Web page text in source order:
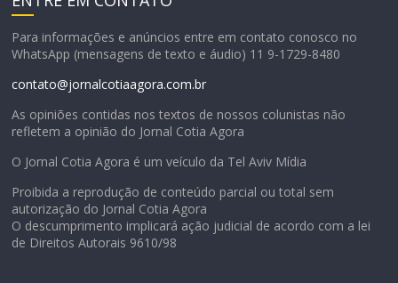
Para informações e anúncios entre em contato conosco no
WhatsApp (mensagens de texto e áudio) 11 9-1729-8480
contato@jornalcotiaagora.com.br
As opiniões contidas nos textos de nossos colunistas não
refletem a opinião do Jornal Cotia Agora
O Jornal Cotia Agora é um veículo da Tel Aviv Mídia
Proibida a reprodução de conteúdo parcial ou total sem
autorização do Jornal Cotia Agora
O descumprimento implicará ação judicial de acordo com a lei
de Direitos Autorais 9610/98